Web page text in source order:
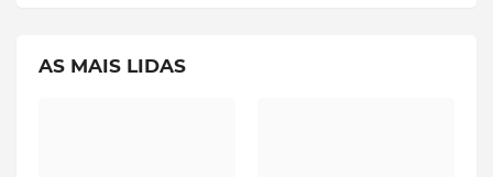
AS MAIS LIDAS